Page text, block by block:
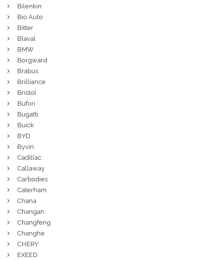
Bilenkin
Bio Auto
Bitter
Blaval
BMW
Borgward
Brabus
Brilliance
Bristol
Bufori
Bugatti
Buick
BYD
Byvin
Cadillac
Callaway
Carbodies
Caterham
Chana
Changan
Changfeng
Changhe
CHERY
EXEED